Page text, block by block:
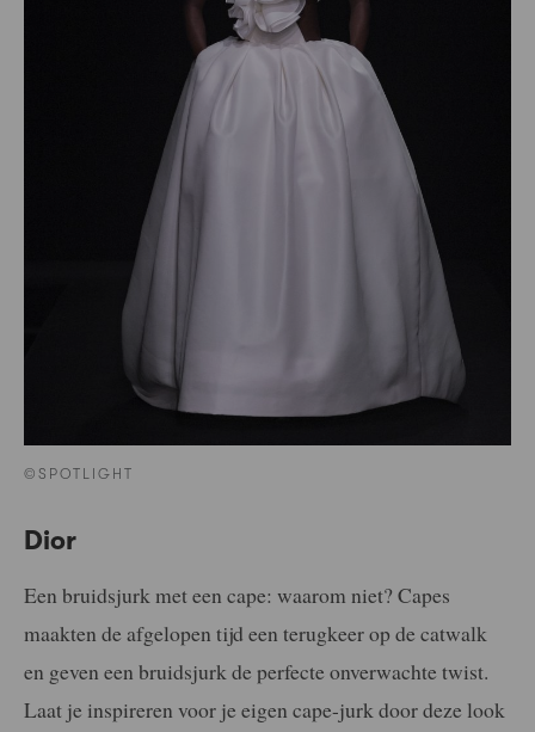
©SPOTLIGHT
Dior
Een bruidsjurk met een cape: waarom niet? Capes
maakten de afgelopen tijd een terugkeer op de catwalk
en geven een bruidsjurk de perfecte onverwachte twist.
Laat je inspireren voor je eigen cape-jurk door deze look